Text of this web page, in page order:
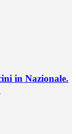
in Nazionale.